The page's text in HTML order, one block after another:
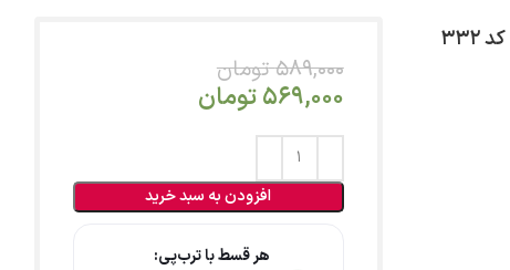
589,000 تومان
569,000تومان
افزودن به سبد خرید
هر قسط با ترب‌پی: